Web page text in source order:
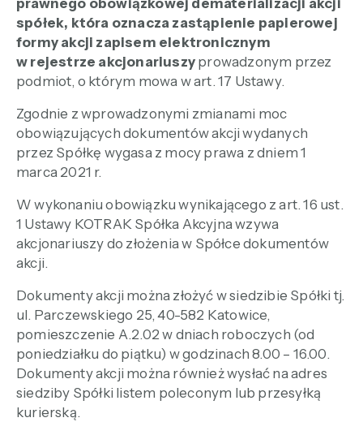
prawnego obowiązkowej dematerializacji akcji
spółek, która oznacza zastąpienie papierowej
formy akcji zapisem elektronicznym
w rejestrze akcjonariuszy prowadzonym przez
podmiot, o którym mowa w art. 17 Ustawy.
Zgodnie z wprowadzonymi zmianami moc
obowiązujących dokumentów akcji wydanych
przez Spółkę wygasa z mocy prawa z dniem 1
marca 2021 r.
W wykonaniu obowiązku wynikającego z art. 16 ust.
1 Ustawy KOTRAK Spółka Akcyjna wzywa
akcjonariuszy do złożenia w Spółce dokumentów
akcji.
Dokumenty akcji można złożyć w siedzibie Spółki tj.
ul. Parczewskiego 25, 40-582 Katowice,
pomieszczenie A.2.02 w dniach roboczych (od
poniedziałku do piątku) w godzinach 8.00 – 16.00.
Dokumenty akcji można również wysłać na adres
siedziby Spółki listem poleconym lub przesyłką
kurierską.